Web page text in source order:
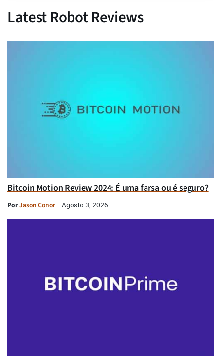
Latest Robot Reviews
Bitcoin Motion Review 2024: É uma farsa ou é seguro?
PorJason Conor Agosto 3, 2026